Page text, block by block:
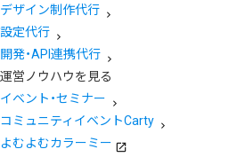
デザイン制作代行
設定代行
開発・API連携代行
運営ノウハウを見る
イベント・セミナー
コミュニティイベントCarty
よむよむカラーミー